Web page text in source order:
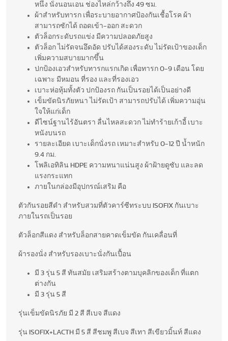
หนึ่ง นั่งนอนเอน ช่องไหล่กว้างถึง 49 ซม.
ผ้าสำหรับทารก เพื่อระบายอากาศป้องกันเชื้อโรค ผ้า
สามารถซักได้ ถอดเข้า-ออก สะดวก
ตัวล็อกระดับรถแข่ง มีความปลอดภัยสูง
ตัวล็อก ไม่รัดจนอึดอัด ปรับได้สองระดับ ไม่รัดเป้าของเด็ก
เพิ่มความสบายมากขึ้น
ปกป้องเอวสำหรับทารกแรกเกิด เพื่อทารก 0-9 เดือน โดย
เฉพาะ มีหมอน ที่รอง และที่รองเอว
เบาะห่อหุ้มทั้งตัว ปกป้องรถ กันเป็นรอยได้เป็นอย่างดี
เข็มขัดนิรภัยหนา ไม่รัดเป้า สามารถปรับได้ เพิ่มความอุ่น
ใจให้แก่เด็ก
ดีไซน์ฐานไร้อันตรา ลื่นไหลสะดวก ไม่ทำร้ายเก้าอี้ เบาะ
หนังบนรถ
รายละเอียด เบาะเด็กนั่งรถ เหมาะสำหรับ 0-12 ปี น้ำหนัก
9.4 กม.
โพลิเอทิลิน HDPE ความหนาแน่นสูง ผ้าฝ้ายดูซับ และลด
แรงกระแทก
ภายในกล่องมีอุปกรณ์เสริม คือ
ตัวกันรอยสีดำ สำหรับสวมที่ตัวคาร์ซีทระบบ ISOFIX กันเบาะ
ภายในรถเป็นรอย
ตัวล็อกสีแดง สำหรับล็อกสายคาดเข็มขัด กันเคลื่อนที่
ผ้ารองนั่ง สำหรับรองเบาะนั่งกันเปื้อน
มี 3 รุ่น 5 สี ทันสมัย เสริมสร้างตามบุคลิกของเด็ก ที่แตก
ต่างกัน
มี 3 รุ่น 5 สี
รุ่นเข็มขัดนิรภัย มี 2 สี สีเบจ สีแดง
รุ่น ISOFIX+LACTH มี 5 สี สีชมพู สีเบจ สีเทา สีเขียวมิ้นท์ สีแดง